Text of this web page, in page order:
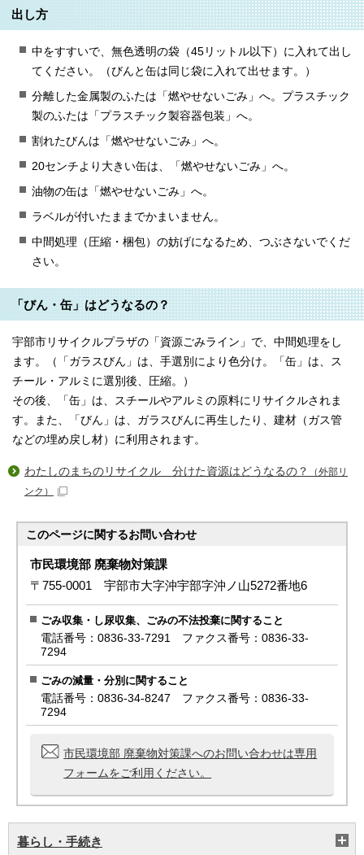
出し方
中をすすいで、無色透明の袋（45リットル以下）に入れて出し
てください。（びんと缶は同じ袋に入れて出せます。）
分離した金属製のふたは「燃やせないごみ」へ。プラスチック
製のふたは「プラスチック製容器包装」へ。
割れたびんは「燃やせないごみ」へ。
20センチより大きい缶は、「燃やせないごみ」へ。
油物の缶は「燃やせないごみ」へ。
ラベルが付いたままでかまいません。
中間処理（圧縮・梱包）の妨げになるため、つぶさないでくだ
さい。
「びん・缶」はどうなるの？
宇部市リサイクルプラザの「資源ごみライン」で、中間処理をし
ます。（「ガラスびん」は、手選別により色分け。「缶」は、ス
チール・アルミに選別後、圧縮。）
その後、「缶」は、スチールやアルミの原料にリサイクルされま
す。また、「びん」は、ガラスびんに再生したり、建材（ガス管
などの埋め戻し材）に利用されます。
わたしのまちのリサイクル 分けた資源はどうなるの？
（外部リ
ンク）
このページに関するお問い合わせ
市民環境部 廃棄物対策課
〒755-0001 宇部市大字沖宇部字沖ノ山5272番地6
ごみ収集・し尿収集、ごみの不法投棄に関すること
電話番号：0836-33-7291 ファクス番号：0836-33-
7294
ごみの減量・分別に関すること
電話番号：0836-34-8247 ファクス番号：0836-33-
7294
市民環境部 廃棄物対策課へのお問い合わせは専用
フォームをご利用ください。
暮らし・手続き